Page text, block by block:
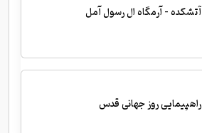
آتشکده - آرمگاه ال رسول آمل
راهپیمایی روز جهانی قدس